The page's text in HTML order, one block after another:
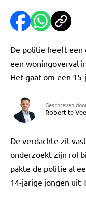
De politie heeft een
een woningoverval
Het gaat om een
Geschreven
Robert te
De verdachte zit
onderzoekt zijn rol
pakte de politie al
14-jarige jongen uit